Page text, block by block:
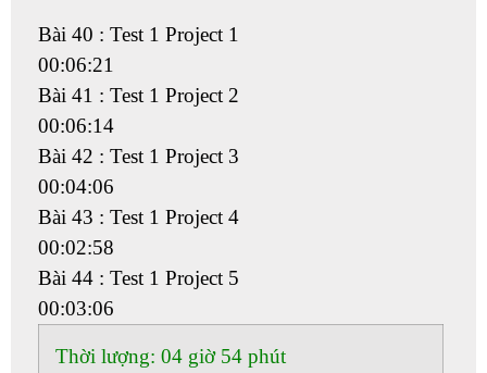
Bài 40 : Test 1 Project 1
00:06:21
Bài 41 : Test 1 Project 2
00:06:14
Bài 42 : Test 1 Project 3
00:04:06
Bài 43 : Test 1 Project 4
00:02:58
Bài 44 : Test 1 Project 5
00:03:06
Thời lượng: 04 giờ 54 phút